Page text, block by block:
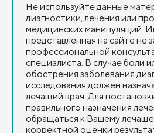
Не используйте данные
диагностики, лечения или
медицинских манипуляций.
представленная на сайте не
профессиональной
специалиста. В случае боли
обострения заболевания
исследования должен
лечащий врач. Для
правильного назначения
обращаться к Вашему
корректной оценки